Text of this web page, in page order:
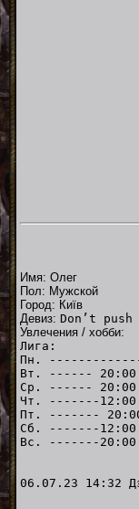
Имя: Олег
Пол: Мужской
Город: Київ
Девиз: Don’t
Увлечения / хобби:
Лига:
Пн.
Вт. ------ 20:00
Ср. ------ 20:00
Чт. -------12:00
Пт.
Сб.
Вс.
06.07.23